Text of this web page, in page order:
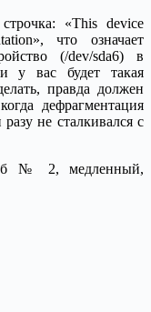
«This device
что означает
(/dev/sda6) в
у вас будет такая
правда должен
дефрагментация
не сталкивался с
№ 2, медленный,